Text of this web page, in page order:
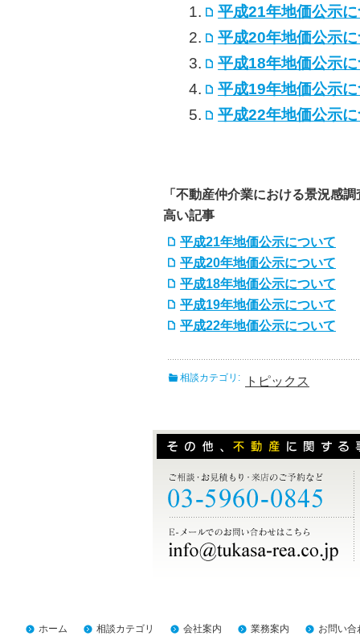
平成21年地価公示
平成20年地価公示
平成18年地価公示
平成19年地価公示
平成22年地価公示
「不動産仲介業における景況感
高い記事
平成21年地価公示について
平成20年地価公示について
平成18年地価公示について
平成19年地価公示について
平成22年地価公示について
相談カテゴリ: トピックス
ホーム 相談カテゴリ 会社案内 業務案内 お問い合